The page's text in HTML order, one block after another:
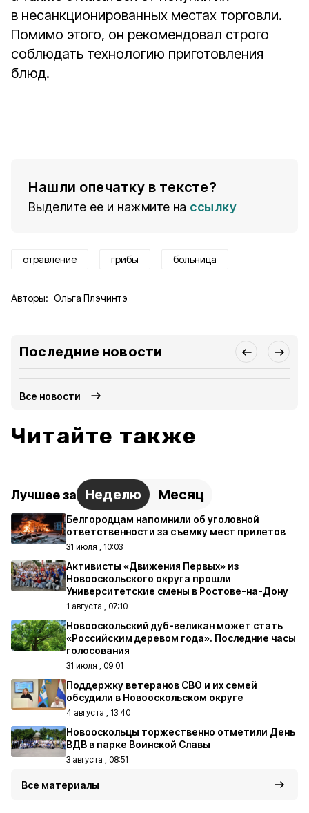
в несанкционированных местах торговли.
Помимо этого, он рекомендовал строго
соблюдать технологию приготовления
блюд.
Нашли опечатку в тексте?
Выделите ее и нажмите на ссылку
отравление грибы больница
Авторы: Ольга Плэчинтэ
Последние новости
Все новости
Читайте также
Лучшее за Неделю Месяц
Белгородцам напомнили об уголовной
ответственности за съемку мест прилетов
31 июля , 10:03
Активисты «Движения Первых» из
Новооскольского округа прошли
Университетские смены в Ростове-на-Дону
1 августа , 07:10
Новооскольский дуб-великан может стать
«Российским деревом года». Последние часы
голосования
31 июля , 09:01
Поддержку ветеранов СВО и их семей
обсудили в Новооскольском округе
4 августа , 13:40
Новооскольцы торжественно отметили День
ВДВ в парке Воинской Славы
3 августа , 08:51
Все материалы